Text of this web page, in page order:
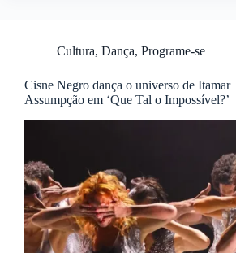
Cultura, Dança, Programe-se
Cisne Negro dança o universo de Itamar
Assumpção em ‘Que Tal o Impossível?’